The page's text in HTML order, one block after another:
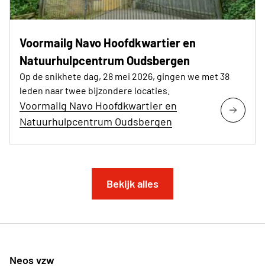
Voormailg Navo Hoofdkwartier en
Natuurhulpcentrum Oudsbergen
Op de snikhete dag, 28 mei 2026, gingen we met 38
leden naar twee bijzondere locaties.
Voormailg Navo Hoofdkwartier en
Natuurhulpcentrum Oudsbergen
Bekijk alles
Neos vzw